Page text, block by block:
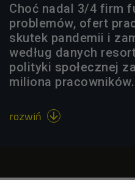
Choć nadal 3/4 firm
problemów, ofert
skutek pandemii i
według danych
polityki społecznej
miliona pracowników.
rozwiń 